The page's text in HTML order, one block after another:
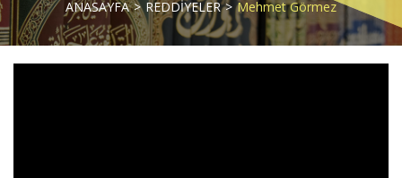
ANASAYFA REDDİYELER Mehmet Görmez